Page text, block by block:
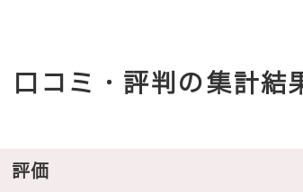
口コミ・評判の集計結
評価